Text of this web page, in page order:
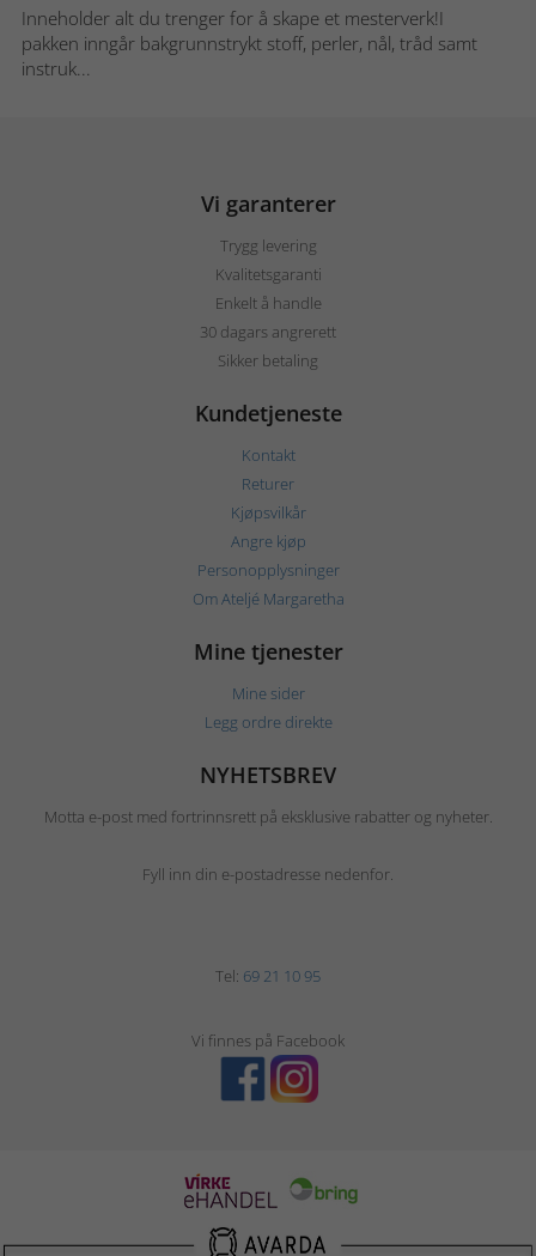
Inneholder alt du trenger for å skape et mesterverk!I
pakken inngår bakgrunnstrykt stoff, perler, nål, tråd samt
instruk...
Vi garanterer
Trygg levering
Kvalitetsgaranti
Enkelt å handle
30 dagars angrerett
Sikker betaling
Kundetjeneste
Kontakt
Returer
Kjøpsvilkår
Angre kjøp
Personopplysninger
Om Ateljé Margaretha
Mine tjenester
Mine sider
Legg ordre direkte
NYHETSBREV
Motta e-post med fortrinnsrett på eksklusive rabatter og nyheter.
Fyll inn din e-postadresse nedenfor.
Tel: 69 21 10 95
Vi finnes på Facebook